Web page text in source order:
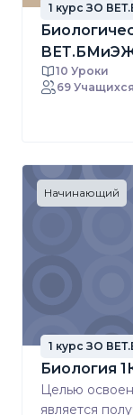
1 курс ЗО
10 Уроки
69 Учащихся
Начинающий
1 курс ЗО
Биология
Целью
является